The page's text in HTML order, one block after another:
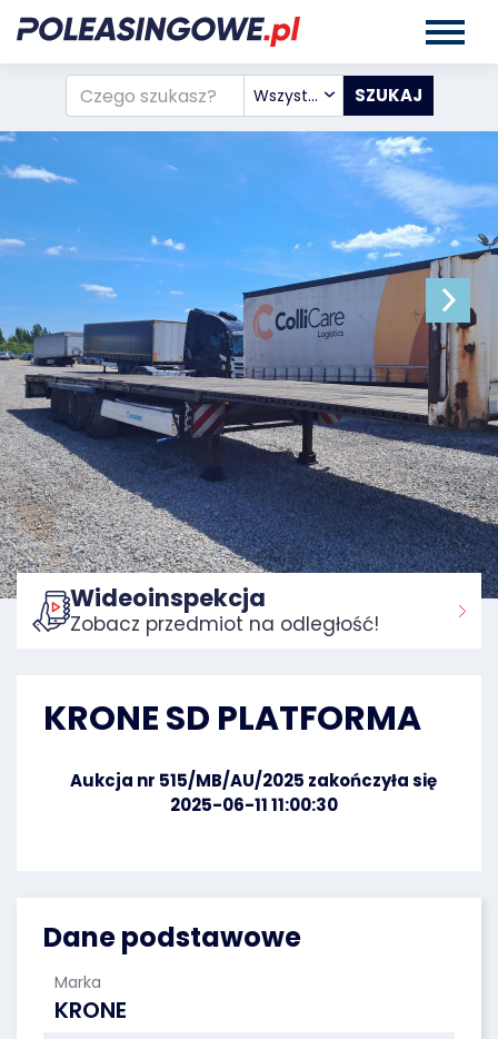
Wszystkie
Strona główna:
Dane podstawowe
Marka
KRONE
Wideoinspekcja
Zobacz przedmiot na odległość!
KRONE SD PLATFORMA
Aukcja nr 515/MB/AU/2025 zakończyła się
2025-06-11 11:00:30